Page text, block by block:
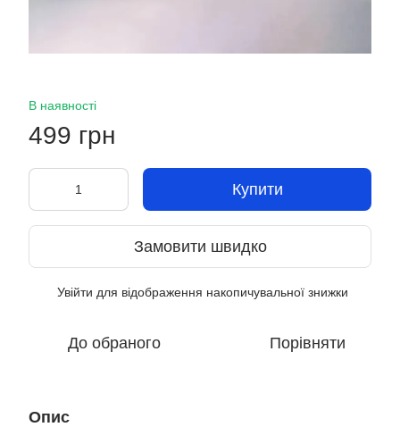
В наявності
499 грн
Купити
Замовити швидко
Увійти для відображення накопичувальної знижки
До обраного Порівняти
Опис